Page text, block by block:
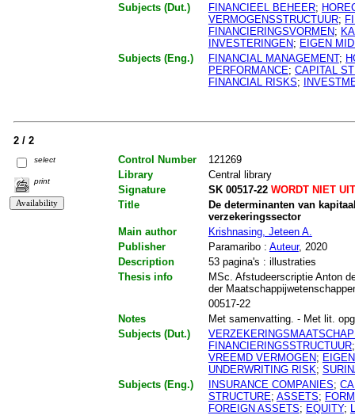
Subjects (Dut.)
FINANCIEEL BEHEER;
VERMOGENSSTRUCTUUR;
FINANCIERINGSVORMEN;
INVESTERINGEN; EIGEN
Subjects (Eng.)
FINANCIAL MANAGEMENT;
PERFORMANCE; CAPITAL
FINANCIAL RISKS;
2 / 2
select
print
Control Number
121269
Library
Central library
Signature
SK 00517-22WORDT NIET
Title
De determinanten van
verzekeringssector
Main author
Krishnasing, Jeteen A.
Publisher
Paramaribo : Auteur, 2020
Description
53 pagina's : illustraties
Thesis info
MSc. Afstudeerscriptie Anton
der
00517-22
Notes
Met samenvatting. - Met lit.
Subjects (Dut.)
FINANCIERINGSSTRUCTUUR
VREEMD VERMOGEN;
UNDERWRITING RISK;
Subjects (Eng.)
INSURANCE COMPANIES;
STRUCTURE; ASSETS;
FOREIGN ASSETS; EQUITY;